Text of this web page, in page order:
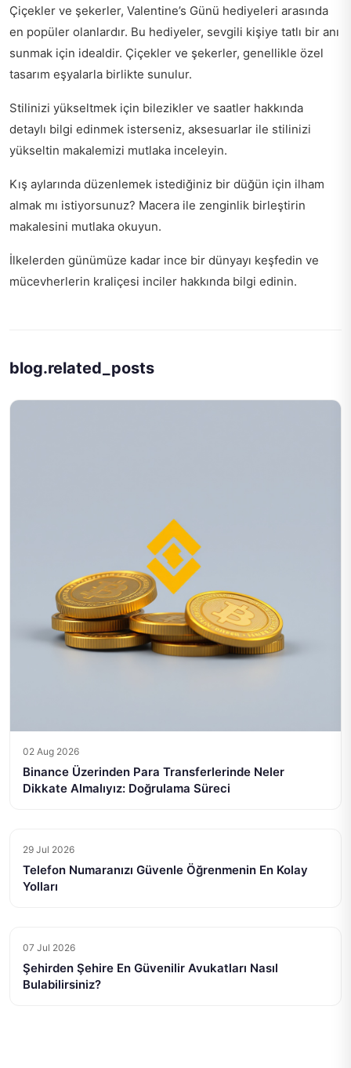
Çiçekler ve şekerler, Valentine’s Günü hediyeleri arasında
en popüler olanlardır. Bu hediyeler, sevgili kişiye tatlı bir anı
sunmak için idealdir. Çiçekler ve şekerler, genellikle özel
tasarım eşyalarla birlikte sunulur.
Stilinizi yükseltmek için bilezikler ve saatler hakkında
detaylı bilgi edinmek isterseniz, aksesuarlar ile stilinizi
yükseltin makalemizi mutlaka inceleyin.
Kış aylarında düzenlemek istediğiniz bir düğün için ilham
almak mı istiyorsunuz? Macera ile zenginlik birleştirin
makalesini mutlaka okuyun.
İlkelerden günümüze kadar ince bir dünyayı keşfedin ve
mücevherlerin kraliçesi inciler hakkında bilgi edinin.
blog.related_posts
02 Aug 2026
Binance Üzerinden Para Transferlerinde Neler
Dikkate Almalıyız: Doğrulama Süreci
29 Jul 2026
Telefon Numaranızı Güvenle Öğrenmenin En Kolay
Yolları
07 Jul 2026
Şehirden Şehire En Güvenilir Avukatları Nasıl
Bulabilirsiniz?